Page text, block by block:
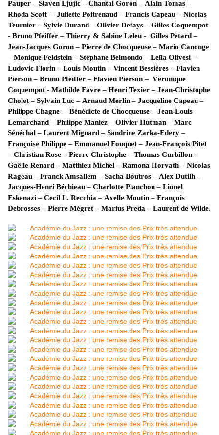
Pauper – Slaven Ljujic – Chantal Goron – Alain Tomas –
Rhoda Scott – Juliette Poitrenaud – Francis Capeau – Nicolas
Teurnier – Sylvie Durand – Olivier Defays – Gilles Coquempot
- Bruno Pfeiffer – Thierry & Sabine Leleu - Gilles Petard –
Jean-Jacques Goron – Pierre de Chocqueuse – Mario Canonge
– Monique Feldstein – Stéphane Belmondo – Leïla Olivesi –
Ludovic Florin – Louis Moutin – Vincent Bessières – Flavien
Pierson – Bruno Pfeiffer – Flavien Pierson – Véronique
Coquempot - Mathilde Favre – Henri Texier – Jean-Christophe
Cholet – Sylvain Luc – Arnaud Merlin – Jacqueline Capeau –
Philippe Chagne – Bénédicte de Chocqueuse – Jean-Louis
Lemarchand – Philippe Maniez – Olivier Hutman – Marc
Sénéchal – Laurent Mignard – Sandrine Zarka-Edery –
Françoise Philippe – Emmanuel Fouquet – Jean-François Pitet
– Christian Rose – Pierre Christophe – Thomas Curbillon –
Gaëlle Renard – Matthieu Michel – Ramona Horvath – Nicolas
Rageau – Franck Amsallem – Sacha Boutros – Alex Dutilh –
Jacques-Henri Béchieau – Charlotte Planchou – Lionel
Eskenazi – Cecil L. Recchia – Axelle Moutin – François
Debrosses – Pierre Mégret – Marius Preda – Laurent de Wilde.